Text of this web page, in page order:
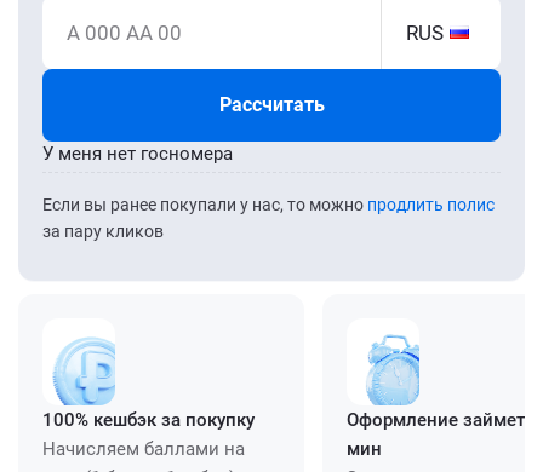
А 000 АА 00 RUS
Рассчитать
Если вы ранее покупали у нас, то можно продлить полис
за пару кликов
У меня нет госномера
100% кешбэк за покупку
Начисляем баллами на
Оформление займет
мин